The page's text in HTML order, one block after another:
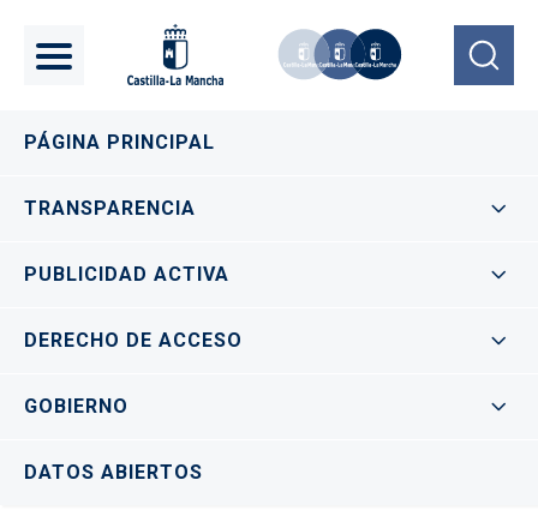
Navegación principal
PÁGINA PRINCIPAL
TRANSPARENCIA
PUBLICIDAD ACTIVA
DERECHO DE ACCESO
GOBIERNO
DATOS ABIERTOS